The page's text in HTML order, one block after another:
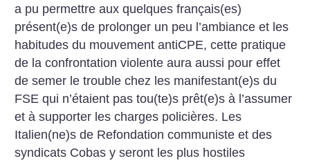
a pu permettre aux quelques français(es)
présent(e)s de prolonger un peu l’ambiance et les
habitudes du mouvement antiCPE, cette pratique
de la confrontation violente aura aussi pour effet
de semer le trouble chez les manifestant(e)s du
FSE qui n’étaient pas tou(te)s prêt(e)s à l’assumer
et à supporter les charges policières. Les
Italien(ne)s de Refondation communiste et des
syndicats Cobas y seront les plus hostiles